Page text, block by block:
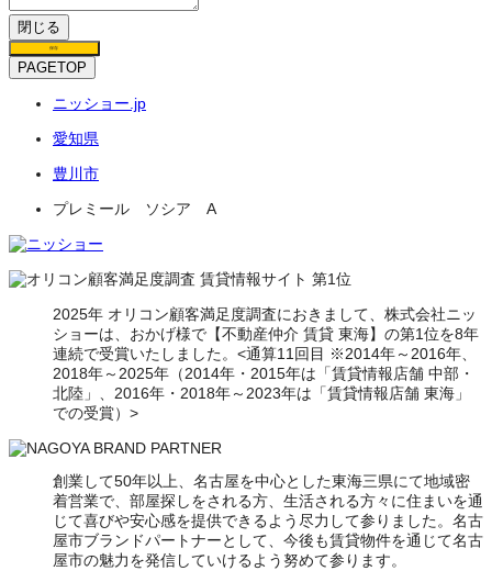
閉じる
保存
PAGETOP
ニッショー.jp
愛知県
豊川市
プレミール ソシア A
2025年 オリコン顧客満足度調査におきまして、株式会社ニッ
ショーは、おかげ様で【不動産仲介 賃貸 東海】の第1位を8年
連続で受賞いたしました。<通算11回目 ※2014年～2016年、
2018年～2025年（2014年・2015年は「賃貸情報店舗 中部・
北陸」、2016年・2018年～2023年は「賃貸情報店舗 東海」
での受賞）>
創業して50年以上、名古屋を中心とした東海三県にて地域密
着営業で、部屋探しをされる方、生活される方々に住まいを通
じて喜びや安心感を提供できるよう尽力して参りました。名古
屋市ブランドパートナーとして、今後も賃貸物件を通じて名古
屋市の魅力を発信していけるよう努めて参ります。